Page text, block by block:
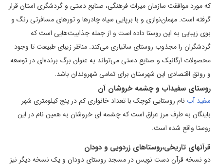
که مورد موافقت سازمان میراث فرهنگی، صنایع دستی و گردشگری استان قرار
گرفته است. مهمان‌نوازی و با برپایی سیاه چادرها و تورهای مسافرتی رنگ و
بوی زیبایی به این روستا داده است و از جمله جذابیت‌هایی است که
گردشگران را مجذوب روستای ساتیاری می‌کند. مناظر زیبای طبیعت تا وجود
محصولات ارگانیک و صنایع دستی می‌تواند به عنوان برگ برنده‌ای در توسعه
و رونق اقتصادی این شهرستان برای تمامی شهروندان باشد.
روستای سفیدآب و چشمه خروشان آن
سفید آب نام روستایی کوچک با تعداد خانواری کم در پنج کیلومتری شهر
باینگان به طرف مرز عراق است که چشمه ای خروشان به همین نام در این
روستا واقع شده است.
قرآنهای تاریخی،روستاهای زردویی و دودان
دو نسخه قرآن دست نویس در مسجد روستای دودان و یک نسخه دیگر نیز